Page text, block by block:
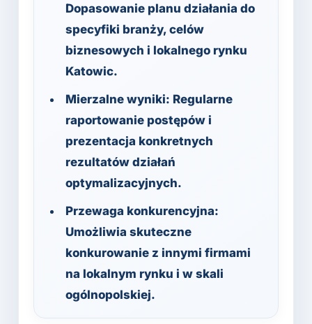
Dopasowanie planu działania do
specyfiki branży, celów
biznesowych i lokalnego rynku
Katowic.
Mierzalne wyniki: Regularne
raportowanie postępów i
prezentacja konkretnych
rezultatów działań
optymalizacyjnych.
Przewaga konkurencyjna:
Umożliwia skuteczne
konkurowanie z innymi firmami
na lokalnym rynku i w skali
ogólnopolskiej.